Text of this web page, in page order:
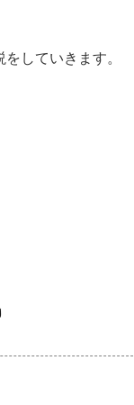
していきます。